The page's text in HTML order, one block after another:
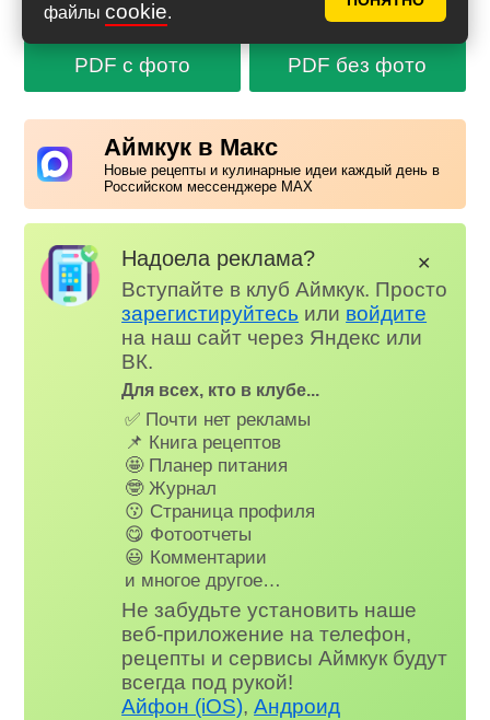
файлы cookie.
Сообщить об ошибке в рецепте
PDF с фото PDF без фото
Аймкук в Макс
Новые рецепты и кулинарные идеи каждый день в
Российском мессенджере MAX
Надоела реклама?
Вступайте в клуб Аймкук. Просто
зарегистируйтесь или войдите
на наш сайт через Яндекс или
ВК.
Для всех, кто в клубе...
✅ Почти нет рекламы
📌 Книга рецептов
🤩 Планер питания
🤓 Журнал
😗 Страница профиля
😋 Фотоотчеты
😃 Комментарии
и многое другое…
Не забудьте установить наше
веб-приложение на телефон,
рецепты и сервисы Аймкук будут
всегда под рукой!
Айфон (iOS),Андроид
✕